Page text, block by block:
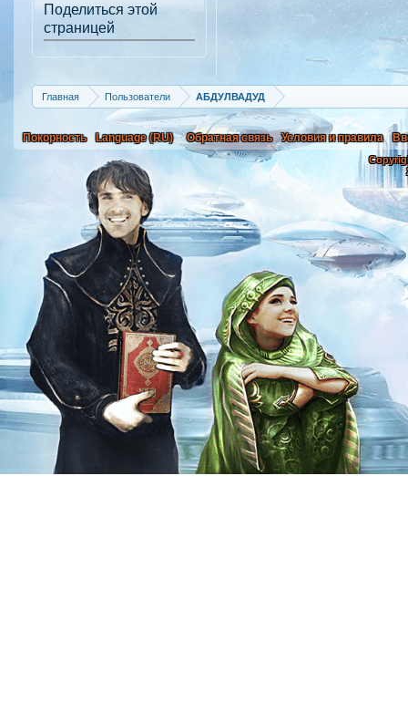
Поделиться этой
страницей
Главная Пользователи АБДУЛВАДУД
Покорность Language (RU) Обратная связь Условия и правила